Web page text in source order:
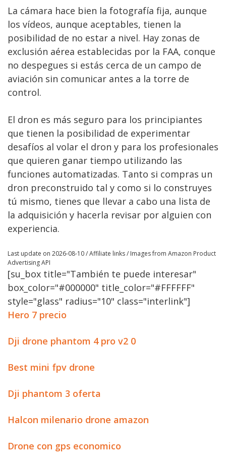
La cámara hace bien la fotografía fija, aunque
los vídeos, aunque aceptables, tienen la
posibilidad de no estar a nivel. Hay zonas de
exclusión aérea establecidas por la FAA, conque
no despegues si estás cerca de un campo de
aviación sin comunicar antes a la torre de
control.
El dron es más seguro para los principiantes
que tienen la posibilidad de experimentar
desafíos al volar el dron y para los profesionales
que quieren ganar tiempo utilizando las
funciones automatizadas. Tanto si compras un
dron preconstruido tal y como si lo construyes
tú mismo, tienes que llevar a cabo una lista de
la adquisición y hacerla revisar por alguien con
experiencia.
Last update on 2026-08-10 / Affiliate links / Images from Amazon Product
Advertising API
[su_box title="También te puede interesar"
box_color="#000000" title_color="#FFFFFF"
style="glass" radius="10" class="interlink"]
Hero 7 precio
Dji drone phantom 4 pro v2 0
Best mini fpv drone
Dji phantom 3 oferta
Halcon milenario drone amazon
Drone con gps economico